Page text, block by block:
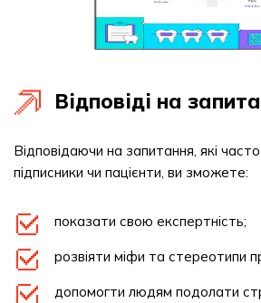
Відповіді на
Відповідаючи на запитання, які
підписники чи пацієнти, ви зможете:
показати свою експертність;
розвіяти міфи та стереотипи
допомогти людям подолати